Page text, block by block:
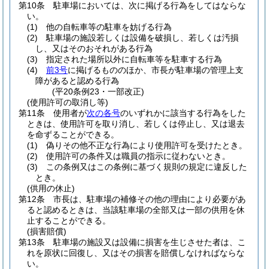
第10条
駐車場においては、次に掲げる行為をしてはならな
い。
(1)
他の自転車等の駐車を妨げる行為
(2)
駐車場の施設若しくは設備を破損し、若しくは汚損
し、又はそのおそれがある行為
(3)
指定された場所以外に自転車等を駐車する行為
(4)
前3号に掲げるもののほか、市長が駐車場の管理上支
障があると認める行為
(平20条例23・一部改正)
(使用許可の取消し等)
第11条
使用者が次の各号のいずれかに該当する行為をした
ときは、使用許可を取り消し、若しくは停止し、又は退去
を命ずることができる。
(1)
偽りその他不正な行為により使用許可を受けたとき。
(2)
使用許可の条件又は職員の指示に従わないとき。
(3)
この条例又はこの条例に基づく規則の規定に違反した
とき。
(供用の休止)
第12条
市長は、駐車場の補修その他の理由により必要があ
ると認めるときは、当該駐車場の全部又は一部の供用を休
止することができる。
(損害賠償)
第13条
駐車場の施設又は設備に損害を生じさせた者は、こ
れを原状に回復し、又はその損害を賠償しなければならな
い。